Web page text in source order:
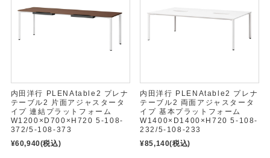
内田洋行 PLENAtable2 プレナ
テーブル2 片面アジャスタータ
イプ 連結プラットフォーム
W1200×D700×H720 5-108-
372/5-108-373
¥60,940(税込)
内田洋行 PLENAtable2 プレナ
テーブル2 両面アジャスタータ
イプ 基本プラットフォーム
W1400×D1400×H720 5-108-
232/5-108-233
¥85,140(税込)